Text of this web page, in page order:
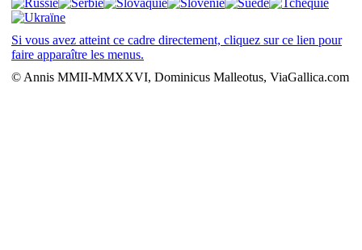
Si vous avez atteint ce cadre directement, cliquez sur ce lien pour
faire apparaître les menus.
© Annis MMII-MMXXVI, Dominicus Malleotus, ViaGallica.com